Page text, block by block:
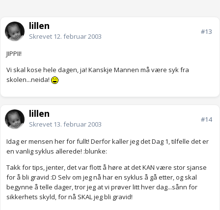
lillen
Skrevet 12. februar 2003
#13
JIPPII!
Vi skal kose hele dagen, ja! Kanskje Mannen må være syk fra
skolen...neida!
lillen
Skrevet 13. februar 2003
#14
Idag er mensen her for fullt! Derfor kaller jeg det Dag 1, tilfelle det er
en vanlig syklus allerede! :blunke:
Takk for tips, jenter, det var flott å høre at det KAN være stor sjanse
for å bli gravid :D Selv om jeg nå har en syklus å gå etter, og skal
begynne å telle dager, tror jeg at vi prøver litt hver dag...sånn for
sikkerhets skyld, for nå SKAL jeg bli gravid!